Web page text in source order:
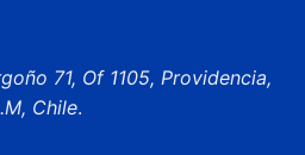
71, Of 1105, Providencia,
Chile.